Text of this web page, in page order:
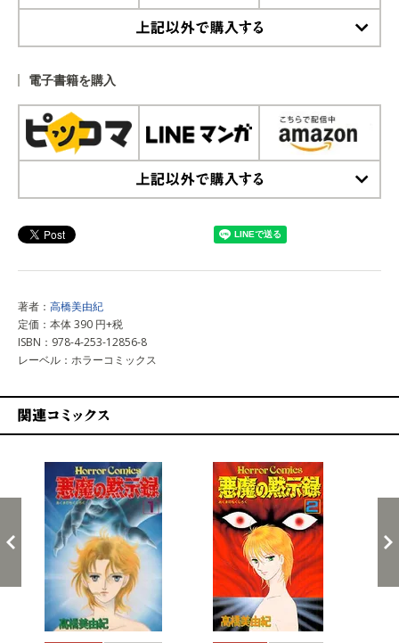
電子書籍を購入
著者： 高橋美由紀
定価：本体 390 円+税
ISBN：978-4-253-12856-8
レーベル：ホラーコミックス